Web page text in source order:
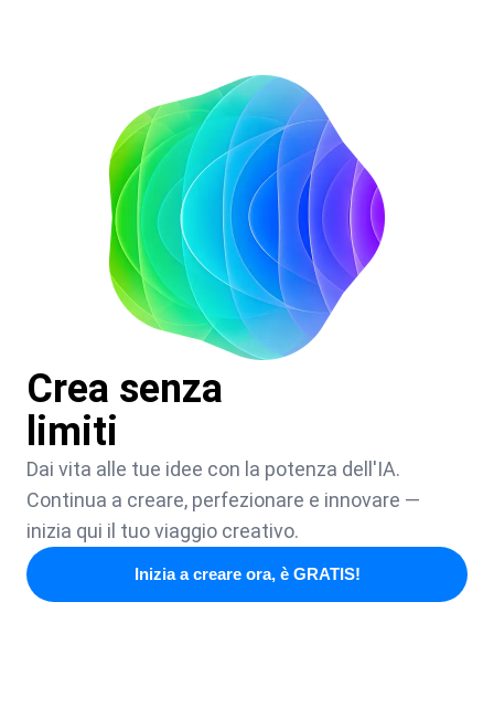
Crea senza
limiti
Dai vita alle tue idee con la potenza dell'IA.
Continua a creare, perfezionare e innovare —
inizia qui il tuo viaggio creativo.
Inizia a creare ora, è GRATIS!